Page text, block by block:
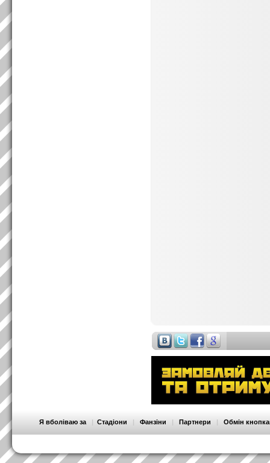
Я вболіваю за | Стадіони | Фанзіни | Партнери | Обмін